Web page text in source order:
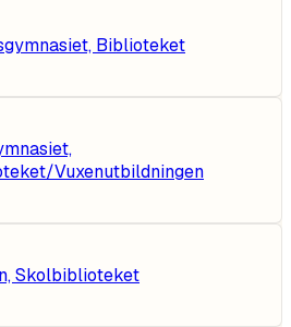
Biblioteket
Vuxenutbildningen
Skolbiblioteket